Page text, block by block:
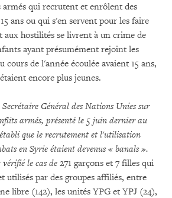
armés qui recrutent et enrôlent des
ans ou qui s'en servent pour les faire
aux hostilités se livrent à un crime de
ayant présumément rejoint les
cours de l'année écoulée avaient 15 ans,
encore plus jeunes.
Général des Nations Unies sur
armés, présenté le 5 juin dernier au
que le recrutement et l'utilisation
en Syrie étaient devenus « banals».
le cas de 271 garçons et 7 filles qui
utilisés par des groupes affiliés, entre
libre (142), les unités YPG et YPJ (24),